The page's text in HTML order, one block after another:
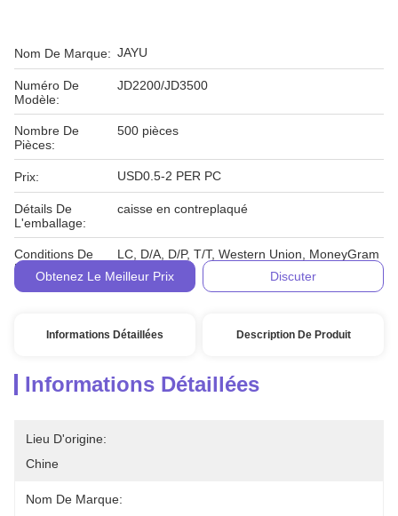
Nom De Marque: JAYU
Numéro De
Modèle:
JD2200/JD3500
Nombre De
Pièces:
500 pièces
Prix: USD0.5-2 PER PC
Détails De
L'emballage:
caisse en contreplaqué
Conditions De
Paiement:
LC, D/A, D/P, T/T, Western Union, MoneyGram
Obtenez Le Meilleur Prix
Discuter
Informations Détaillées Description De Produit
Informations Détaillées
Lieu D'origine:
Chine
Nom De Marque: